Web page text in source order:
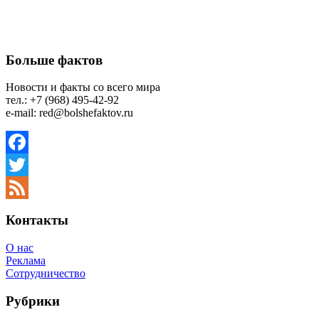
Больше фактов
Новости и факты со всего мира
тел.: +7 (968) 495-42-92
e-mail: red@bolshefaktov.ru
Facebook
Twitter
Контакты
О нас
Реклама
Сотрудничество
Рубрики